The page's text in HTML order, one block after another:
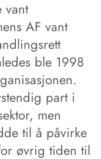
vant
AF vant
ble 1998
part i
men
til å påvirke
øvrig tiden til